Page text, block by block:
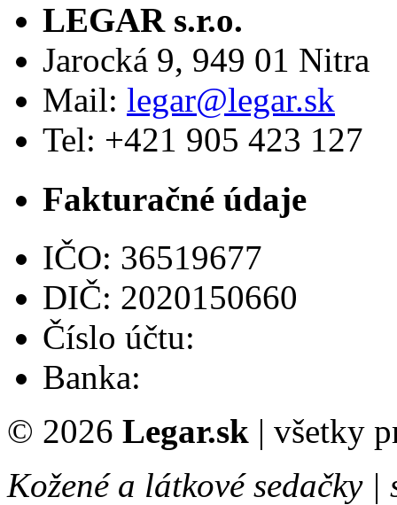
LEGAR s.r.o.
Jarocká 9, 949 01 Nitra
Mail: legar@legar.sk
Tel: +421 905 423 127
Fakturačné údaje
IČO: 36519677
DIČ: 2020150660
Číslo účtu:
Banka:
© 2026 Legar.sk | všetky
Kožené a látkové sedačky |